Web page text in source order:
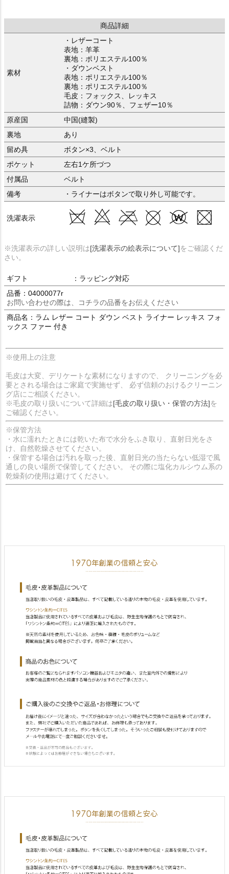
商品詳細
素材
・レザーコート
表地：羊革
裏地：ポリエステル100％
・ダウンベスト
表地：ポリエステル100％
裏地：ポリエステル100％
毛皮：フォックス、レッキス
詰物：ダウン90％、フェザー10％
原産国
中国(縫製)
裏地
あり
留め具
ボタン×3、ベルト
ポケット
左右1ケ所づつ
付属品
ベルト
備考
・ライナーはボタンで取り外し可能です。
洗濯表示
※洗濯表示の詳しい説明は[洗濯表示の絵表示について]をご確認くだ
さい。
ギフト
：ラッピング対応
品番：04000077r
お問い合わせの際は、コチラの品番をお伝えください
商品名：ラム レザー コート ダウン ベスト ライナー レッキス フォ
ックス ファー 付き
※使用上の注意
毛皮は大変、デリケートな素材になりますので、 クリーニングを必
要とされる場合はご家庭で実施せず、 必ず信頼のおけるクリーニン
グ店にご相談ください。
※毛皮の取り扱いについて詳細は[毛皮の取り扱い・保管の方法]を
ご確認ください。
※保管方法
・水に濡れたときには乾いた布で水分をふき取り、直射日光をさ
け、自然乾燥させてください。
・保管する場合は汚れを取った後、直射日光の当たらない低湿で風
通しの良い場所で保管してください。 その際に塩化カルシウム系の
乾燥剤の使用は避けてください。